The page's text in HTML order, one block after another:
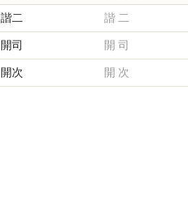
諧二 諧 二
開司 開 司
開次 開 次